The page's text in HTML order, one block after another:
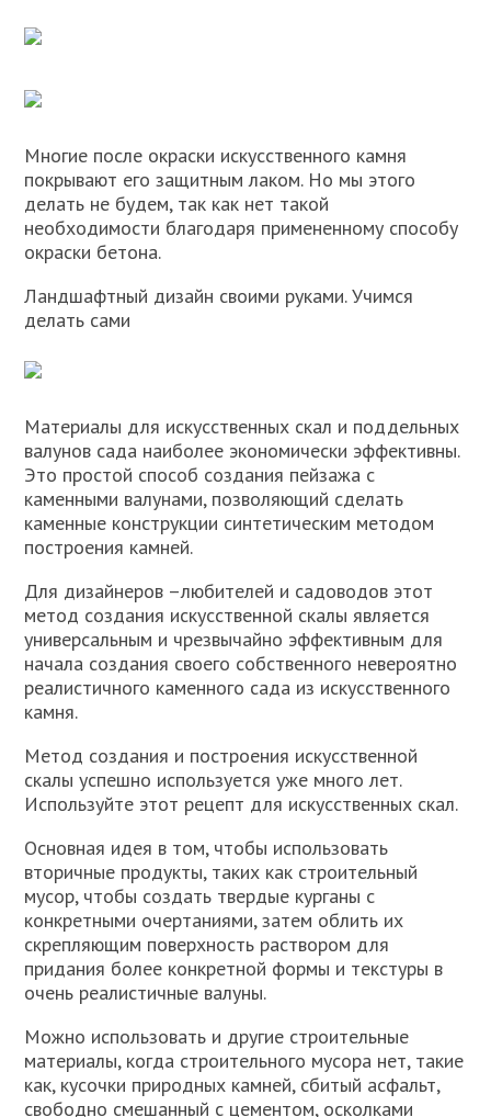
Многие после окраски искусственного камня
покрывают его защитным лаком. Но мы этого
делать не будем, так как нет такой
необходимости благодаря примененному способу
окраски бетона.
Ландшафтный дизайн своими руками. Учимся
делать сами
Материалы для искусственных скал и поддельных
валунов сада наиболее экономически эффективны.
Это простой способ создания пейзажа с
каменными валунами, позволяющий сделать
каменные конструкции синтетическим методом
построения камней.
Для дизайнеров –любителей и садоводов этот
метод создания искусственной скалы является
универсальным и чрезвычайно эффективным для
начала создания своего собственного невероятно
реалистичного каменного сада из искусственного
камня.
Метод создания и построения искусственной
скалы успешно используется уже много лет.
Используйте этот рецепт для искусственных скал.
Основная идея в том, чтобы использовать
вторичные продукты, таких как строительный
мусор, чтобы создать твердые курганы с
конкретными очертаниями, затем облить их
скрепляющим поверхность раствором для
придания более конкретной формы и текстуры в
очень реалистичные валуны.
Можно использовать и другие строительные
материалы, когда строительного мусора нет, такие
как, кусочки природных камней, сбитый асфальт,
свободно смешанный с цементом, осколками